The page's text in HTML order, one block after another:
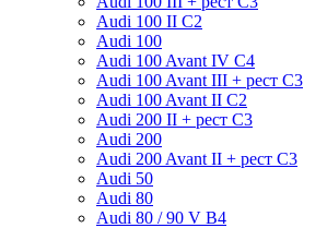
Audi 100 II C2
Audi 100
Audi 100 Avant IV C4
Audi 100 Avant III + рест C3
Audi 100 Avant II C2
Audi 200 II + рест C3
Audi 200
Audi 200 Avant II + рест C3
Audi 50
Audi 80
Audi 80 / 90 V B4